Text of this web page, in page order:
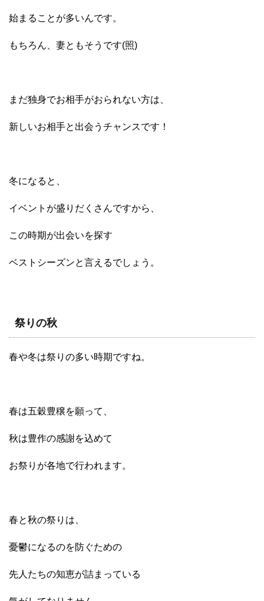
始まることが多いんです。
もちろん、妻ともそうです(照)
まだ独身でお相手がおられない方は、
新しいお相手と出会うチャンスです！
冬になると、
イベントが盛りだくさんですから、
この時期が出会いを探す
ベストシーズンと言えるでしょう。
祭りの秋
春や冬は祭りの多い時期ですね。
春は五穀豊穣を願って、
秋は豊作の感謝を込めて
お祭りが各地で行われます。
春と秋の祭りは、
憂鬱になるのを防ぐための
先人たちの知恵が詰まっている